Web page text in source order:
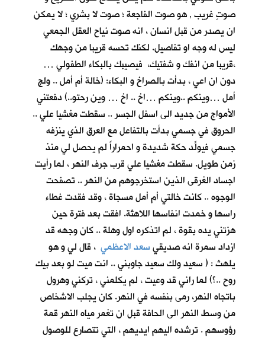
صوتٍ غريب , هو صوت الفاجعة ؛ صوت لا بشري ؛ لا يمكن
ان يصدر من قبل انسان ، انه صوت نياح العقل الجمعي
ليس له وجه او تفاصيل. لكنك تحسه قريبا من وجهك
،قريبا من انفك و شفتيك، فيصيبك بالبكاء الطفولي …
دون ان اعي ، بدأت بالصراخ و البكاء: (خالة أم أمل .. ولج
أمل …وينكم ..وينكم …اخ .. اخ … وين رحتو..) دفعتني
الأمواج من جديد الى اسفل الجسر .. سقطت مغشيا علي ..
الحروق في جسمي بدأت بالتفاعل مع العرق الذي ينزفه
جسمي فيولِّد حكة شديدة و احمراراً لم يحصل لي منذ
زمن طويل. سقطت مغشيا علي قرب جرف النهر ، لما رأيت
اجساد الغرقى الذين استخرجوهم من النهر .. تصفحت
الوجوه .. كانت خالتي أم أمل مسجاة ، وقد فقدت غطاء
راسها و خمدت انفاسها اللاهثة. افقت بعد فترة حين
هزتني يده بقوة ، لم اتذكره اول وهلة .. كان وجهه قد
ازداد سمرة انه صديقيسعد الاعظمي ، قال لي و هو
يلهث : ( سعيد ولك سعيد جاوبني .. انت ميت لو بعد بيك
روح ..؟) لما راني قد وعيت ، لم يكلمني ، تركني وهرول
باتجاه النهر، رمى بنفسه في النهر. كان يجلب الاشخاص
من وسط النهر الى الحافة قبل ان تغمر مياه النهر قمة
رؤوسهم . ترشده اليهم ايديهم ، التي تتصارع للوصول